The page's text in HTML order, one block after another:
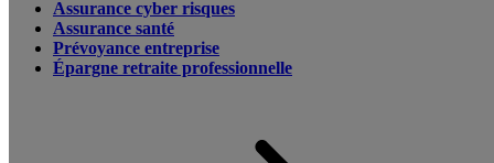
Assurance cyber risques
Assurance santé
Prévoyance entreprise
Épargne retraite professionnelle